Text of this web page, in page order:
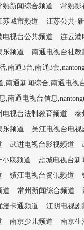
熟新闻综合频道
常熟影
苏城市频道
江苏公共·
电视台公共频道
连云港
乐频道
南通电视台社教
通3台,南通3套
通新闻综合,南通电视
南通电视台信息
电视台法制教育频道
泰
乐频道
吴江电视台电视
武进电视台影视频道
康频道
盐城电视台新
镇江电视台资讯频道
道 常州新闻综合频道
漫卡通频道
江阴电视剧
南京少儿频道 南京生